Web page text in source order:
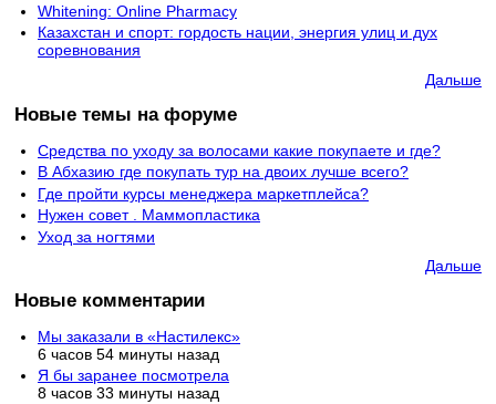
Whitening: Online Pharmacy
Казахстан и спорт: гордость нации, энергия улиц и дух
соревнования
Дальше
Новые темы на форуме
Средства по уходу за волосами какие покупаете и где?
В Абхазию где покупать тур на двоих лучше всего?
Где пройти курсы менеджера маркетплейса?
Нужен совет . Маммопластика
Уход за ногтями
Дальше
Новые комментарии
Мы заказали в «Настилекс»
6 часов 54 минуты назад
Я бы заранее посмотрела
8 часов 33 минуты назад